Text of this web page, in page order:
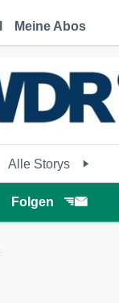
Meine Abos
Alle Storys
Folgen